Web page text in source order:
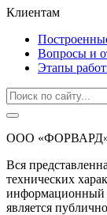
Клиентам
Вопросы и
Этапы
ООО «ФОРВАРД»,
Вся
технических
информационный
является